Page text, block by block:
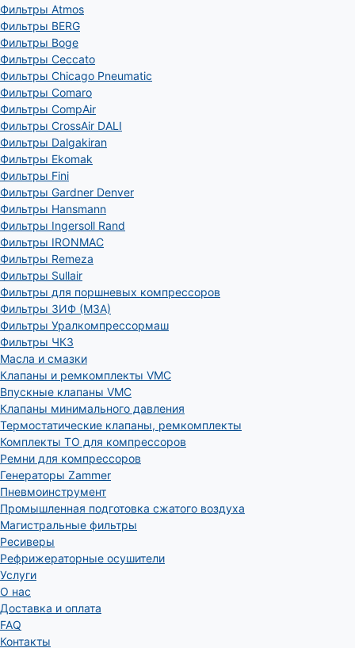
Фильтры Atmos
Фильтры BERG
Фильтры Boge
Фильтры Ceccato
Фильтры Chicago Pneumatic
Фильтры Comaro
Фильтры CompAir
Фильтры CrossAir DALI
Фильтры Dalgakiran
Фильтры Ekomak
Фильтры Fini
Фильтры Gardner Denver
Фильтры Hansmann
Фильтры Ingersoll Rand
Фильтры IRONMAC
Фильтры Remeza
Фильтры Sullair
Фильтры для поршневых компрессоров
Фильтры ЗИФ (МЗА)
Фильтры Уралкомпрессормаш
Фильтры ЧКЗ
Масла и смазки
Клапаны и ремкомплекты VMC
Впускные клапаны VMC
Клапаны минимального давления
Термостатические клапаны, ремкомплекты
Комплекты ТО для компрессоров
Ремни для компрессоров
Генераторы Zammer
Пневмоинструмент
Промышленная подготовка сжатого воздуха
Магистральные фильтры
Ресиверы
Рефрижераторные осушители
Услуги
О нас
Доставка и оплата
FAQ
Контакты